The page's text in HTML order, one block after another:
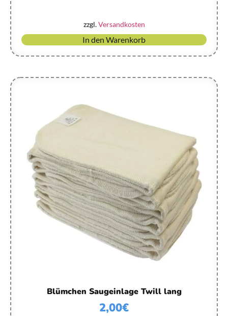
zzgl.Versandkosten
In den Warenkorb
Blümchen Saugeinlage Twill lang
2,00€